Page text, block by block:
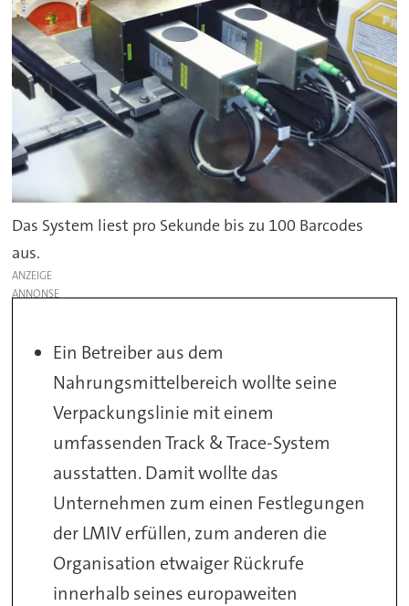
Das System liest pro Sekunde bis zu 100 Barcodes
aus.
ANZEIGE
Ein Betreiber aus dem
Nahrungsmittelbereich wollte seine
Verpackungslinie mit einem
umfassenden Track & Trace-System
ausstatten. Damit wollte das
Unternehmen zum einen Festlegungen
der LMIV erfüllen, zum anderen die
Organisation etwaiger Rückrufe
innerhalb seines europaweiten